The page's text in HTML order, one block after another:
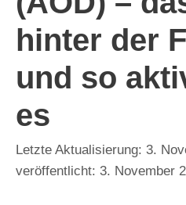
hinter der
und so
es
3.
3. November